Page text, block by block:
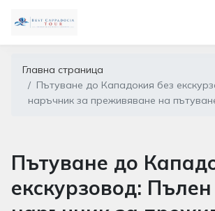
Главна страница
Пътуване до Кападокия без
наръчник за преживяване на
Пътуване до
екскурзовод: Пълен